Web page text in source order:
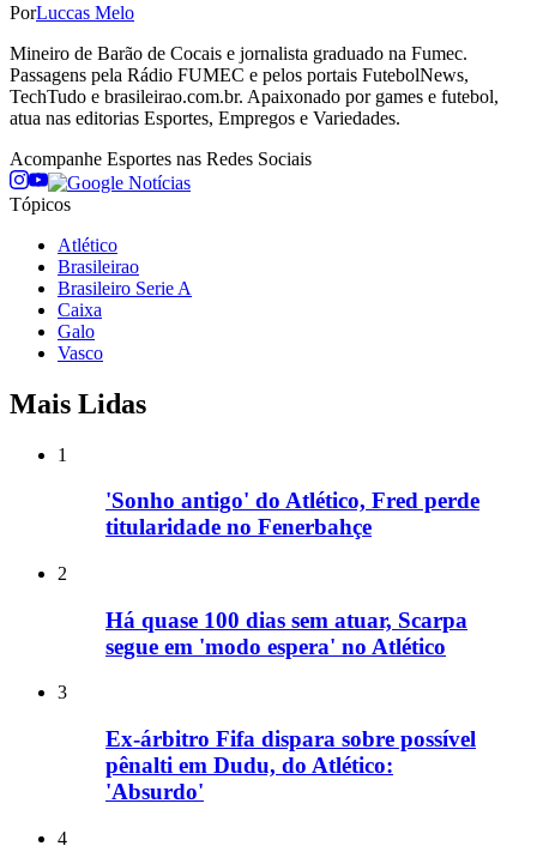
PorLuccas Melo
Mineiro de Barão de Cocais e jornalista graduado na Fumec.
Passagens pela Rádio FUMEC e pelos portais FutebolNews,
TechTudo e brasileirao.com.br. Apaixonado por games e futebol,
atua nas editorias Esportes, Empregos e Variedades.
Acompanhe Esportes nas Redes Sociais
Tópicos
Atlético
Brasileirao
Brasileiro Serie A
Caixa
Galo
Vasco
Mais Lidas
1
'Sonho antigo' do Atlético, Fred perde
titularidade no Fenerbahçe
2
Há quase 100 dias sem atuar, Scarpa
segue em 'modo espera' no Atlético
3
Ex-árbitro Fifa dispara sobre possível
pênalti em Dudu, do Atlético:
'Absurdo'
4